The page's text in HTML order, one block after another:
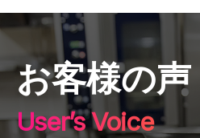
お客様の声
User’s Voice